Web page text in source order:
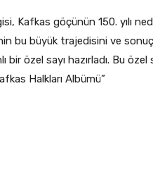
Kafkas göçünün 150. yılı
bu büyük trajedisini ve
bir özel sayı hazırladı. Bu özel
Halkları Albümü”